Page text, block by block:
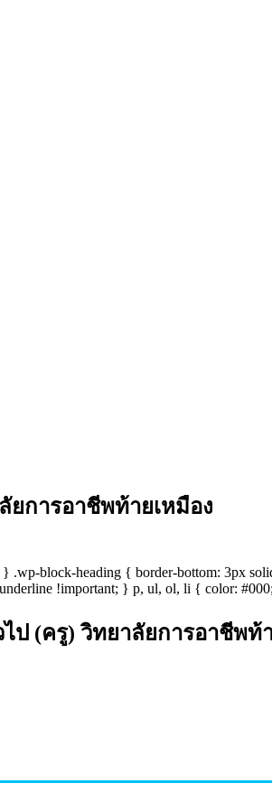
ยการอาชีพท้ายเหมือง
.wp-block-heading { border-bottom: 3px
!important; } p, ul, ol, li { color:
(ครู) วิทยาลัยการอาชีพท้